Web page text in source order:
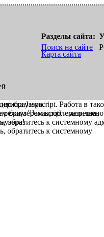
Разделы сайта:
Поиск на сайте
Карта сайта
Jasvscript. Работа в
режим "Javascript -
обратитесь к системному
браузера.
браузером проблематична.
обратитесь к системному